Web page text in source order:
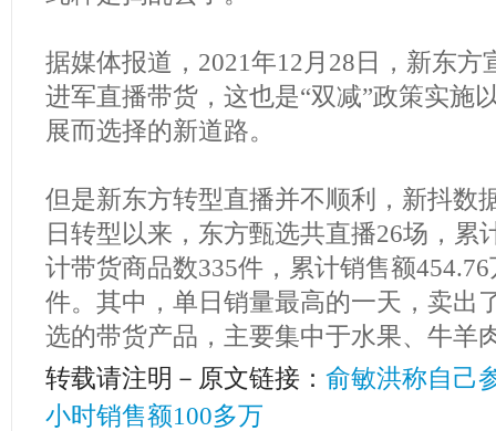
据媒体报道，2021年12月28日，新东方
进军直播带货，这也是“双减”政策实施
展而选择的新道路。
但是新东方转型直播并不顺利，新抖数
日转型以来，东方甄选共直播26场，累
计带货商品数335件，累计销售额
件。其中，单日销量最高的一天，卖出
选的带货产品，主要集中于水果、牛羊
转载请注明－原文链接： 俞敏洪称自己
小时销售额100多万